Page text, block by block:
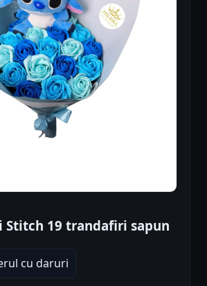
Stitch 19 trandafiri sapun
cu daruri